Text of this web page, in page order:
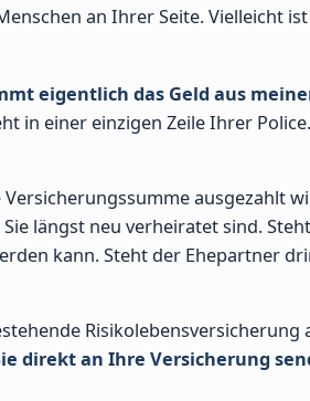
an Ihrer Seite. Vielleicht
eigentlich das Geld aus
in einer einzigen Zeile Ihrer
ausgezahlt
längst neu verheiratet sind.
kann. Steht der Ehepartner
Risikolebensversicherung
direkt an Ihre Versicherung